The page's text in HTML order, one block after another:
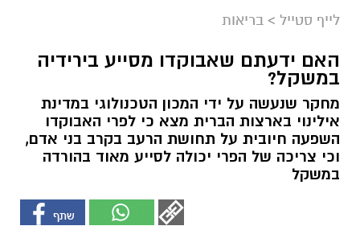
לייף סטייל > בריאות
האם ידעתם שאבוקדו מסייע בירידיה
במשקל?
מחקר שנעשה על ידי המכון הטכנולוגי במדינת
אילינוי בארצות הברית מצא כי לפרי האבוקדו
השפעה חיובית על תחושת הרעב בקרב בני אדם,
וכי צריכה של הפרי יכולה לסייע מאוד בהורדה
במשקל